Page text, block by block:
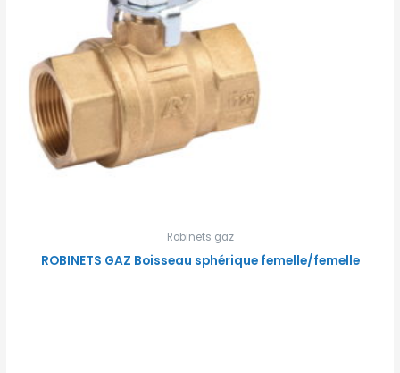
Robinets gaz
ROBINETS GAZ Boisseau sphérique femelle/femelle